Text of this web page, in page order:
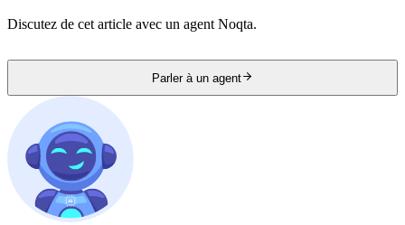
Discutez de cet article avec un agent Noqta.
Parler à un agent